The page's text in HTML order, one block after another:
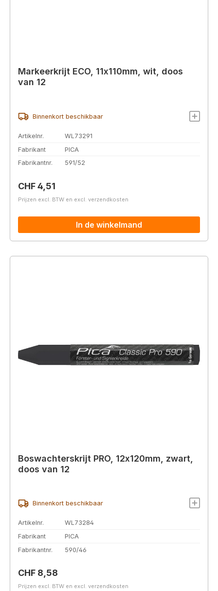
Markeerkrijt ECO, 11x110mm, wit, doos
van 12
Binnenkort beschikbaar
Artikelnr.
WL73291
Fabrikant
PICA
Fabrikantnr.
591/52
Normale prijs:
CHF 4,51
Prijzen excl. BTW en excl. verzendkosten
In de winkelmand
Boswachterskrijt PRO, 12x120mm, zwart,
doos van 12
Binnenkort beschikbaar
Artikelnr.
WL73284
Fabrikant
PICA
Fabrikantnr.
590/46
Normale prijs:
CHF 8,58
Prijzen excl. BTW en excl. verzendkosten